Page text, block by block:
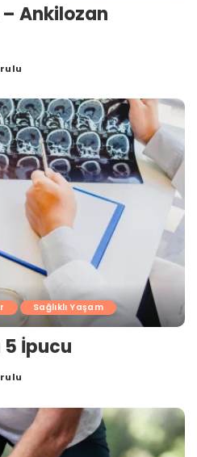
Ankilozan
Sağlıklı Yaşam
5 İpucu